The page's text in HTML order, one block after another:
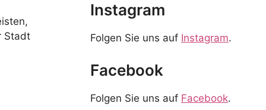
Stadt
Instagram
Folgen Sie uns auf Instagram.
Facebook
Folgen Sie uns auf Facebook.